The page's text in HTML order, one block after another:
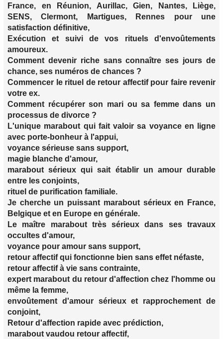
France, en Réunion, Aurillac, Gien, Nantes, Liège,
SENS, Clermont, Martigues, Rennes pour une
satisfaction définitive,
Exécution et suivi de vos rituels d'envoûtements
amoureux.
Comment devenir riche sans connaître ses jours de
chance, ses numéros de chances ?
Commencer le rituel de retour affectif pour faire revenir
votre ex.
Comment récupérer son mari ou sa femme dans un
processus de divorce ?
L'unique marabout qui fait valoir sa voyance en ligne
avec porte-bonheur à l'appui,
voyance sérieuse sans support,
magie blanche d'amour,
marabout sérieux qui sait établir un amour durable
entre les conjoints,
rituel de purification familiale.
Je cherche un puissant marabout sérieux en France,
Belgique et en Europe en générale.
Le maître marabout très sérieux dans ses travaux
occultes d'amour,
voyance pour amour sans support,
retour affectif qui fonctionne bien sans effet néfaste,
retour affectif à vie sans contrainte,
expert marabout du retour d'affection chez l'homme ou
même la femme,
envoûtement d'amour sérieux et rapprochement de
conjoint,
Retour d'affection rapide avec prédiction,
marabout vaudou retour affectif,